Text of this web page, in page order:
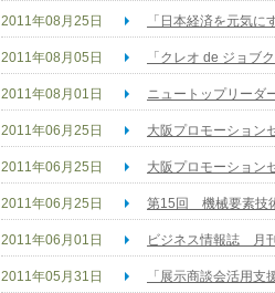
2011年08月25日 「日本経済を元気
2011年08月05日 「クレオ de ジョブ
2011年08月01日 ニュートップリーダ
2011年06月25日 大阪プロモーション
2011年06月25日 大阪プロモーション
2011年06月25日 第15回 機械要素技
2011年06月01日 ビジネス情報誌 月
2011年05月31日 「展示商談会活用